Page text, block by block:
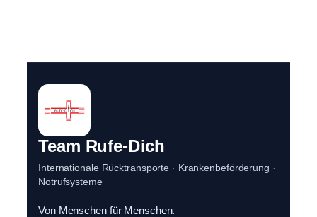
Team Rufe-Dich
Internationale Rücktransporte · Krankenbeförderung ·
Notrufsysteme
Von Menschen für Menschen.